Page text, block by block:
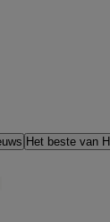
Het beste van